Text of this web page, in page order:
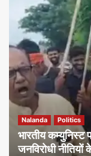
Nalanda Politics
भारतीय कम्युनिस्ट
जनविरोधी